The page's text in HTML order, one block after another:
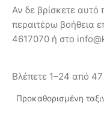
Αν δε βρίσκετε αυτό
περαιτέρω βοήθεια
4617070 ή στο
Βλέπετε 1–24 από